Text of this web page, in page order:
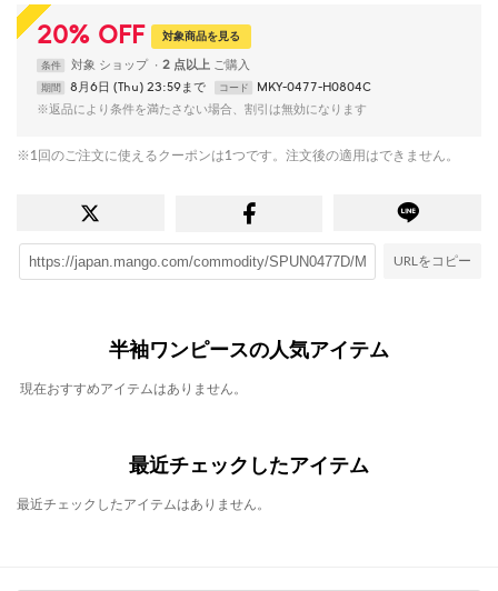
20% OFF 対象商品を見る
条件 対象 ショップ 2 点以上
期間 8月6日 (Thu) 23:59まで コード
MKY-0477-H0804C
※返品により条件を満たさない場合、割引は無効になります
※1回のご注文に使えるクーポンは1つです。注文後の適用はできません。
URLをコピー
半袖ワンピースの人気アイテム
現在おすすめアイテムはありません。
最近チェックしたアイテム
最近チェックしたアイテムはありません。